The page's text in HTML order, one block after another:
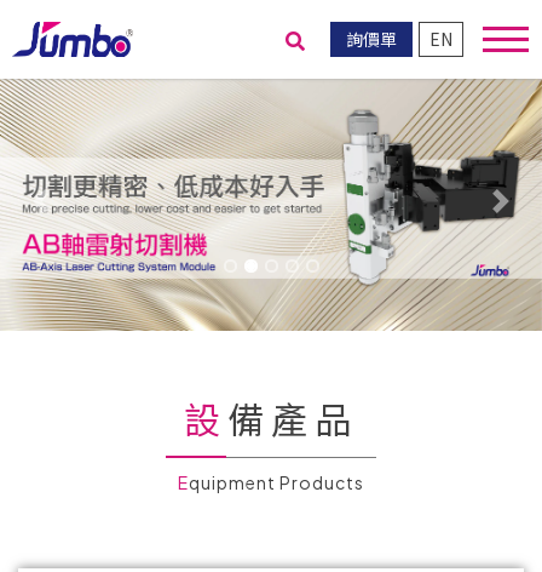
詢價單 EN
送出搜尋
Previous
Next
設備產品
Equipment Products